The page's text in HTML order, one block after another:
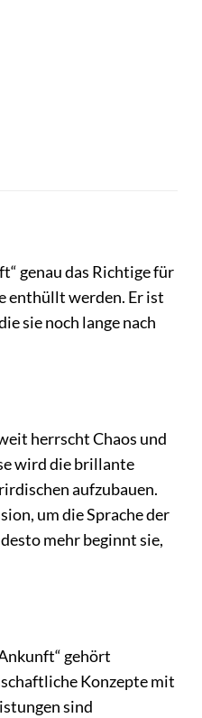
genau das Richtige für
enthüllt werden. Er ist
sie noch lange nach
herrscht Chaos und
wird die brillante
aufzubauen.
um die Sprache der
mehr beginnt sie,
gehört
Konzepte mit
sind